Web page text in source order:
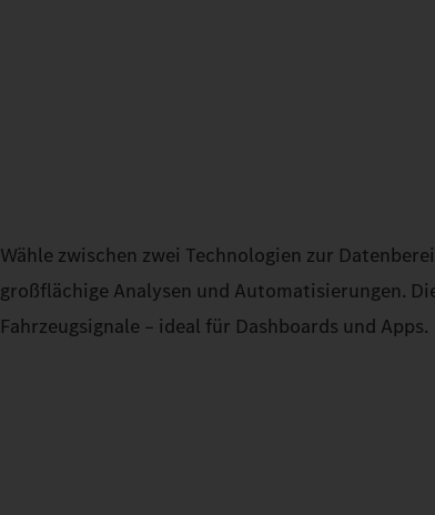
Wähle zwischen zwei Technologien zur
großflächige Analysen und Automatisierungen.
Fahrzeugsignale – ideal für Dashboards und Apps.